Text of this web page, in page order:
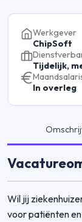
Wil jij
voor patiënten
Werkgever
ChipSoft
In overleg